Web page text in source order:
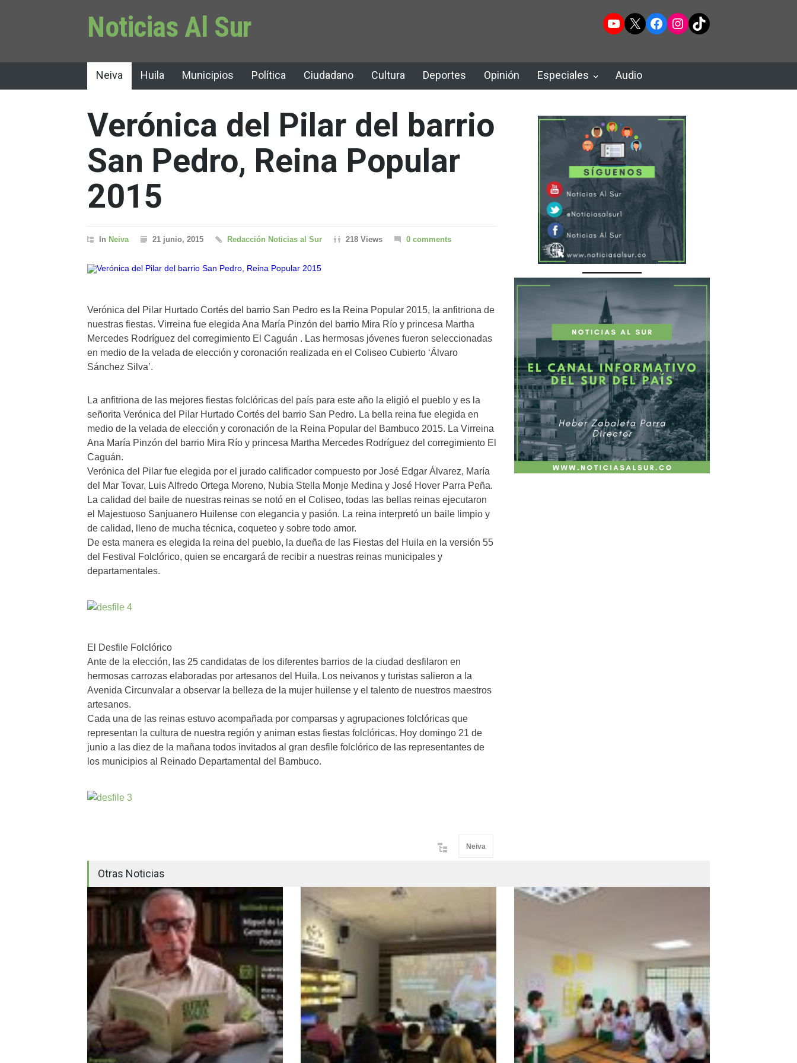
Noticias Al Sur YouTube
X Facebook
Instagram
TikTok
Neiva Huila Municipios Política Ciudadano Cultura Deportes Opinión Especiales Audio
Verónica del Pilar del barrio
San Pedro, Reina Popular
2015
In Neiva 21 junio, 2015 Redacción Noticias al Sur 218 Views 0 comments
Verónica del Pilar Hurtado Cortés del barrio San Pedro es la Reina Popular 2015, la anfitriona de
nuestras fiestas. Virreina fue elegida Ana María Pinzón del barrio Mira Río y princesa Martha
Mercedes Rodríguez del corregimiento El Caguán . Las hermosas jóvenes fueron seleccionadas
en medio de la velada de elección y coronación realizada en el Coliseo Cubierto ‘Álvaro
Sánchez Silva’.
La anfitriona de las mejores fiestas folclóricas del país para este año la eligió el pueblo y es la
señorita Verónica del Pilar Hurtado Cortés del barrio San Pedro. La bella reina fue elegida en
medio de la velada de elección y coronación de la Reina Popular del Bambuco 2015. La Virreina
Ana María Pinzón del barrio Mira Río y princesa Martha Mercedes Rodríguez del corregimiento El
Caguán.
Verónica del Pilar fue elegida por el jurado calificador compuesto por José Edgar Álvarez, María
del Mar Tovar, Luis Alfredo Ortega Moreno, Nubia Stella Monje Medina y José Hover Parra Peña.
La calidad del baile de nuestras reinas se notó en el Coliseo, todas las bellas reinas ejecutaron
el Majestuoso Sanjuanero Huilense con elegancia y pasión. La reina interpretó un baile limpio y
de calidad, lleno de mucha técnica, coqueteo y sobre todo amor.
De esta manera es elegida la reina del pueblo, la dueña de las Fiestas del Huila en la versión 55
del Festival Folclórico, quien se encargará de recibir a nuestras reinas municipales y
departamentales.
El Desfile Folclórico
Ante de la elección, las 25 candidatas de los diferentes barrios de la ciudad desfilaron en
hermosas carrozas elaboradas por artesanos del Huila. Los neivanos y turistas salieron a la
Avenida Circunvalar a observar la belleza de la mujer huilense y el talento de nuestros maestros
artesanos.
Cada una de las reinas estuvo acompañada por comparsas y agrupaciones folclóricas que
representan la cultura de nuestra región y animan estas fiestas folclóricas. Hoy domingo 21 de
junio a las diez de la mañana todos invitados al gran desfile folclórico de las representantes de
los municipios al Reinado Departamental del Bambuco.
Neiva
Otras Noticias